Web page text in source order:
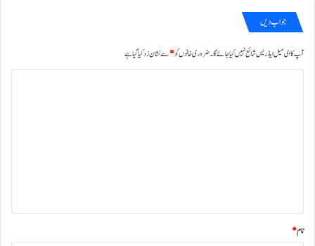
جواب دیں
آپ کا ای میل ایڈریس شائع نہیں کیا جائے گا۔ضروری خانوں کو*سے نشان زد کیا گیا ہے
نام*